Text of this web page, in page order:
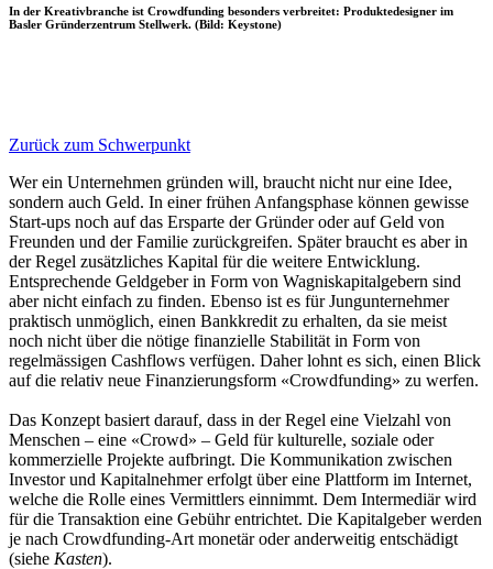
In der Kreativbranche ist Crowdfunding besonders verbreitet: Produktedesigner im
Basler Gründerzentrum Stellwerk. (Bild: Keystone)
Zurück zum Schwerpunkt
Wer ein Unternehmen gründen will, braucht nicht nur eine Idee,
sondern auch Geld. In einer frühen Anfangsphase können gewisse
Start-ups noch auf das Ersparte der Gründer oder auf Geld von
Freunden und der Familie zurückgreifen. Später braucht es aber in
der Regel zusätzliches Kapital für die weitere Entwicklung.
Entsprechende Geldgeber in Form von Wagniskapitalgebern sind
aber nicht einfach zu finden. Ebenso ist es für Jungunternehmer
praktisch unmöglich, einen Bankkredit zu erhalten, da sie meist
noch nicht über die nötige finanzielle Stabilität in Form von
regelmässigen Cashflows verfügen. Daher lohnt es sich, einen Blick
auf die relativ neue Finanzierungsform «Crowdfunding» zu werfen.
Das Konzept basiert darauf, dass in der Regel eine Vielzahl von
Menschen – eine «Crowd» – Geld für kulturelle, soziale oder
kommerzielle Projekte aufbringt. Die Kommunikation zwischen
Investor und Kapitalnehmer erfolgt über eine Plattform im Internet,
welche die Rolle eines Vermittlers einnimmt. Dem Intermediär wird
für die Transaktion eine Gebühr entrichtet. Die Kapitalgeber werden
je nach Crowdfunding-Art monetär oder anderweitig entschädigt
(siehe Kasten).